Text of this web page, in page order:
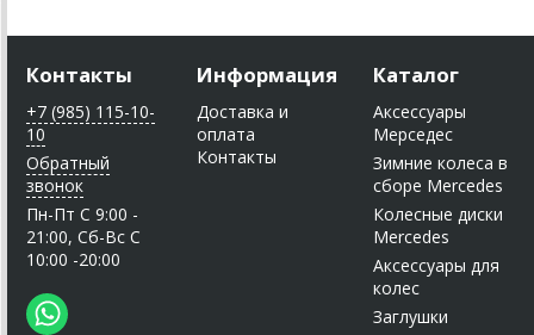
Контакты
+7 (985) 115-10-
10
Обратный
звонок
Пн-Пт C 9:00 -
21:00, Сб-Вс С
10:00 -20:00
Информация
Доставка и
оплата
Контакты
Каталог
Аксессуары
Мерседес
Зимние колеса в
сборе Mercedes
Колесные диски
Mercedes
Аксессуары для
колес
Заглушки